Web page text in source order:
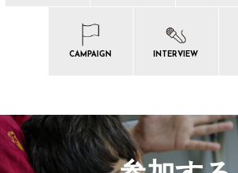
CAMPAIGN INTERVIEW